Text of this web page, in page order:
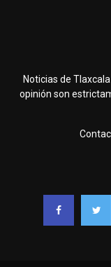
Noticias de
opinión son